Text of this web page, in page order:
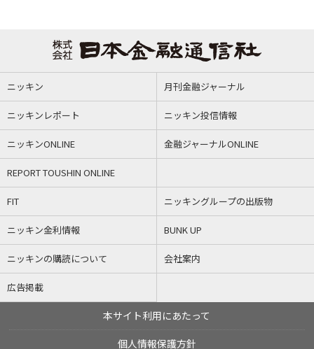
ニッキン 月刊金融ジャーナル
ニッキンレポート ニッキン投信情報
ニッキンONLINE 金融ジャーナルONLINE
REPORT TOUSHIN ONLINE
FIT ニッキングループの出版物
ニッキン金利情報 BUNK UP
ニッキンの購読について 会社案内
広告掲載
本サイト利用にあたって
個人情報保護方針